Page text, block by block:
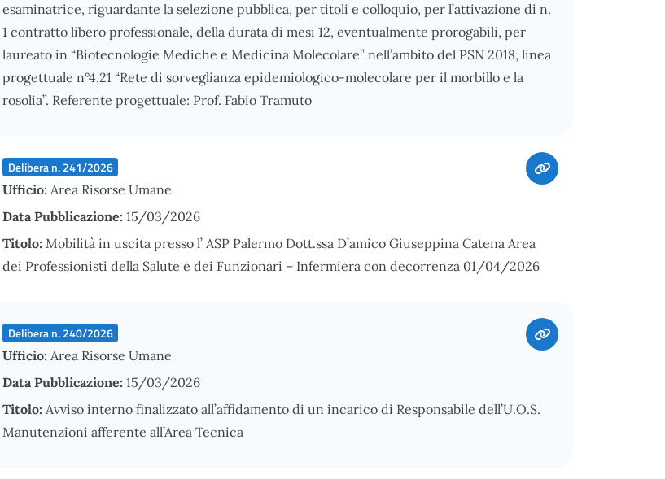
esaminatrice, riguardante la selezione pubblica, per titoli e colloquio, per l’attivazione di n.
1 contratto libero professionale, della durata di mesi 12, eventualmente prorogabili, per
laureato in “Biotecnologie Mediche e Medicina Molecolare” nell’ambito del PSN 2018, linea
progettuale n°4.21 “Rete di sorveglianza epidemiologico-molecolare per il morbillo e la
rosolia”. Referente progettuale: Prof. Fabio Tramuto
Delibera n. 241/2026
Ufficio: Area Risorse Umane
Data Pubblicazione: 15/03/2026
Titolo: Mobilità in uscita presso l’ ASP Palermo Dott.ssa D’amico Giuseppina Catena Area
dei Professionisti della Salute e dei Funzionari – Infermiera con decorrenza 01/04/2026
Delibera n. 240/2026
Ufficio: Area Risorse Umane
Data Pubblicazione: 15/03/2026
Titolo: Avviso interno finalizzato all’affidamento di un incarico di Responsabile dell’U.O.S.
Manutenzioni afferente all’Area Tecnica